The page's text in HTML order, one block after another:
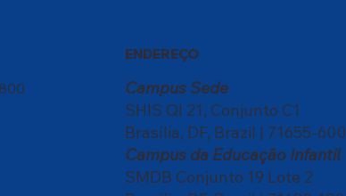
ENDEREÇO
Campus Sede
SHIS QI 21, Conjunto C1
Brasília, DF, Brazil | 71655-600
Campus da Educação Infantil
SMDB Conjunto 19 Lote 2